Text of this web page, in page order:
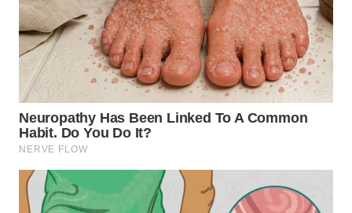
WN
TANJUNG
LESUNG
WN
KARO
SIMALUNGUN